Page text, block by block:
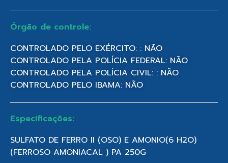
Órgão de controle:
CONTROLADO PELO EXÉRCITO: : NÃO
CONTROLADO PELA POLÍCIA FEDERAL: NÃO
CONTROLADO PELA POLÍCIA CIVIL: : NÃO
CONTROLADO PELO IBAMA: NÃO
Especificações:
SULFATO DE FERRO II (OSO) E AMONIO(6 H2O)
(FERROSO AMONIACAL ) PA 250G